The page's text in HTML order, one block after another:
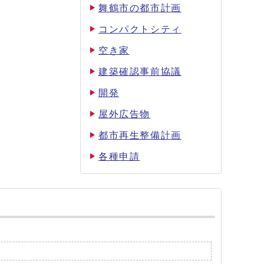
舞鶴市の都市計画
コンパクトシティ
空き家
建築確認事前協議
開発
屋外広告物
都市再生整備計画
各種申請